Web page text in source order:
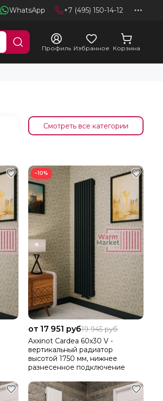
WhatsApp +7 (495) 150-14-12
Профиль Избранное Корзина
−10%
от 17 951 руб19 945 руб
Axxinot Cardea 60х30 V -
вертикальный радиатор
высотой 1750 мм, нижнее
разнесенное подключение